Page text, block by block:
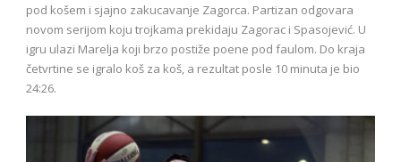
pod košem i sjajno zakucavanje Zagorca. Partizan odgovara
novom serijom koju trojkama prekidaju Zagorac i Spasojević. U
igru ulazi Marelja koji brzo postiže poene pod faulom. Do kraja
četvrtine se igralo koš za koš, a rezultat posle 10 minuta je bio
24:26.